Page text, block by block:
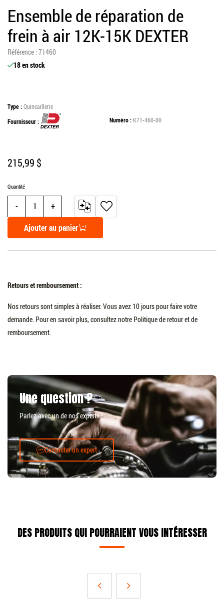
Ensemble de réparation de
frein à air 12K-15K DEXTER
référence 71460
18 en stock
Type Quincaillerie
Fournisseur
Numéro K71-460-00
215,99 $
Quantité
Add one to quantity
Substract one from quantityAJOUTER
À
SOUHAITS
AJOUTER
AU
COMPARATEUR
Ajouter au panier
Retours et remboursement :
Nos retours sont simples à réaliser. Vous avez 10 jours pour faire votre
demande. Pour en savoir plus, consultez notre Politique de retour et de
remboursement.
Une question ?
Parlez avec un de nos experts !
Contacter un expert
DES PRODUITS QUI POURRAIENT VOUS INTÉRESSER